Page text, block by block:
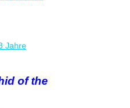
Jahre
of the